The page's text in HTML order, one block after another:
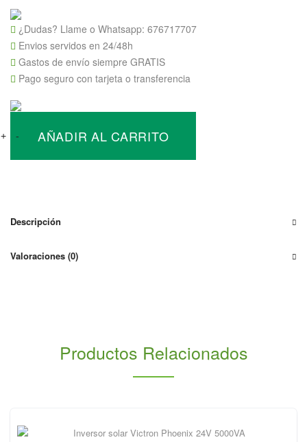
¿Dudas? Llame o Whatsapp: 676717707
Envios servidos en 24/48h
Gastos de envío siempre GRATIS
Pago seguro con tarjeta o transferencia
-Trifásico
8002-
con
+ AÑADIR AL CARRITO
Descripción
Valoraciones (0)
Productos Relacionados